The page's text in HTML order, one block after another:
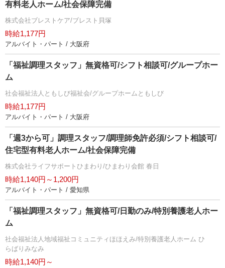
有料老人ホーム/社会保障完備
株式会社ブレストケア/ブレスト貝塚
時給1,177円
アルバイト・パート / 大阪府
「福祉調理スタッフ」無資格可/シフト相談可/グループホー
ム
社会福祉法人ともしび福祉会/グループホームともしび
時給1,177円
アルバイト・パート / 大阪府
「週3から可」調理スタッフ/調理師免許必須/シフト相談可/
住宅型有料老人ホーム/社会保障完備
株式会社ライフサポートひまわり/ひまわり会館 春日
時給1,140円～1,200円
アルバイト・パート / 愛知県
「福祉調理スタッフ」無資格可/日勤のみ/特別養護老人ホー
ム
社会福祉法人地域福祉コミュニティほほえみ/特別養護老人ホーム ひ
らばりみなみ
時給1,140円～